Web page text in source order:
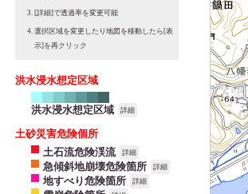
[詳細]で透過率を変更可能
選択区域を変更したり地図を移動したら[表
示]を再クリック
洪水浸水想定区域
洪水浸水想定区域 詳細
土砂災害危険個所
土石流危険渓流
詳細
急傾斜地崩壊危険箇所 詳細
地すべり危険箇所 詳細